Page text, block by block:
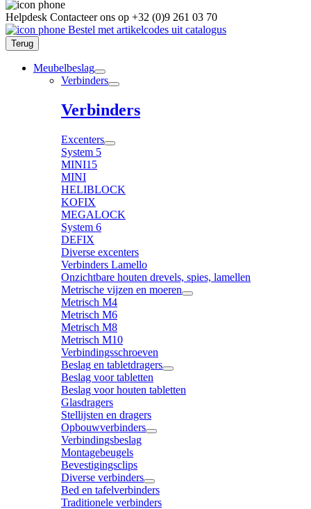
Helpdesk Contacteer ons op +32 (0)9 261 03 70
Bestel met artikelcodes uit catalogus
Terug
Meubelbeslag
Verbinders
Verbinders
Excenters
System 5
MINI15
MINI
HELIBLOCK
KOFIX
MEGALOCK
System 6
DEFIX
Diverse excenters
Verbinders Lamello
Onzichtbare houten drevels, spies, lamellen
Metrische vijzen en moeren
Metrisch M4
Metrisch M6
Metrisch M8
Metrisch M10
Verbindingsschroeven
Beslag en tabletdragers
Beslag voor tabletten
Beslag voor houten tabletten
Glasdragers
Stellijsten en dragers
Opbouwverbinders
Verbindingsbeslag
Montagebeugels
Bevestigingsclips
Diverse verbinders
Bed en tafelverbinders
Traditionele verbinders